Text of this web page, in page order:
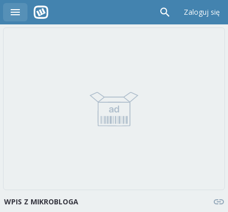
Zaloguj się
WPIS Z MIKROBLOGA